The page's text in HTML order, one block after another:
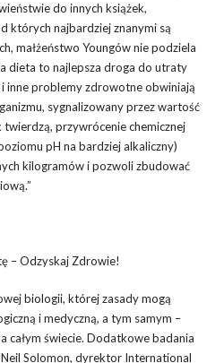
do innych książek,
których najbardziej znanymi są
małżeństwo Youngów nie podziela
dieta to najlepsza droga do utraty
inne problemy zdrowotne obwiniają
sygnalizowany przez wartość
twierdzą, przywrócenie chemicznej
pH na bardziej alkaliczny)
kilogramów i pozwoli zbudować
– Odzyskaj Zdrowie!
biologii, której zasady mogą
i medyczną, a tym samym –
całym świecie. Dodatkowe badania
Solomon, dyrektor International